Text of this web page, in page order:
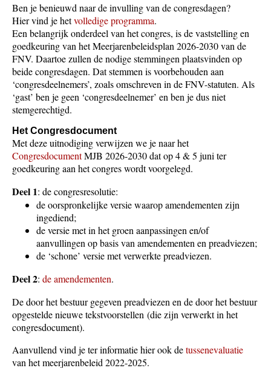
Ben je benieuwd naar de invulling van de congresdagen?
Hier vind je hetvolledige programma.
Een belangrijk onderdeel van het congres, is de vaststelling en
goedkeuring van het Meerjarenbeleidsplan 2026-2030 van de
FNV. Daartoe zullen de nodige stemmingen plaatsvinden op
beide congresdagen. Dat stemmen is voorbehouden aan
‘congresdeelnemers’, zoals omschreven in de FNV-statuten. Als
‘gast’ ben je geen ‘congresdeelnemer’ en ben je dus niet
stemgerechtigd.
Het Congresdocument
Met deze uitnodiging verwijzen we je naar het
CongresdocumentMJB 2026-2030 dat op 4 & 5 juni ter
goedkeuring aan het congres wordt voorgelegd.
Deel 1: de congresresolutie:
de oorspronkelijke versie waarop amendementen zijn
ingediend;
de versie met in het groen aanpassingen en/of
aanvullingen op basis van amendementen en preadviezen;
de ‘schone’ versie met verwerkte preadviezen.
Deel 2: de amendementen.
De door het bestuur gegeven preadviezen en de door het bestuur
opgestelde nieuwe tekstvoorstellen (die zijn verwerkt in het
congresdocument).
Aanvullend vind je ter informatie hier ook detussenevaluatie
van het meerjarenbeleid 2022-2025.